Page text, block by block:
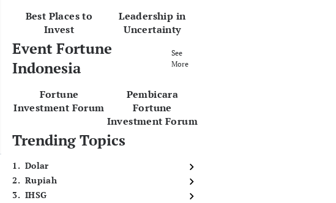
Best Places to
Invest
Leadership in
Uncertainty
Event Fortune
Indonesia
See
More
Fortune
Investment Forum
Pembicara
Fortune
Investment Forum
Trending Topics
1. Dolar
2. Rupiah
3. IHSG